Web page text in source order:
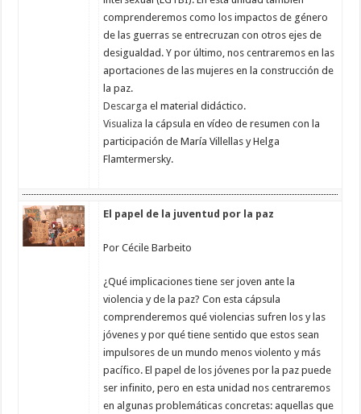
comprenderemos como los impactos de género
de las guerras se entrecruzan con otros ejes de
desigualdad. Y por último, nos centraremos en las
aportaciones de las mujeres en la construcción de
la paz.
Descarga el material didáctico.
Visualiza la cápsula en vídeo de resumen con la
participación de María Villellas y Helga
Flamtermersky.
El papel de la juventud por la paz
Por Cécile Barbeito
¿Qué implicaciones tiene ser joven ante la
violencia y de la paz? Con esta cápsula
comprenderemos qué violencias sufren los y las
jóvenes y por qué tiene sentido que estos sean
impulsores de un mundo menos violento y más
pacífico. El papel de los jóvenes por la paz puede
ser infinito, pero en esta unidad nos centraremos
en algunas problemáticas concretas: aquellas que